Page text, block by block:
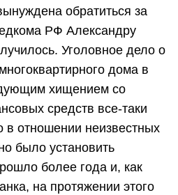
обратиться за
РФ Александру
Уголовное дело о
дома в
хищением со
средств все-таки
отношении неизвестных
было установить
более года и, как
на протяжении этого